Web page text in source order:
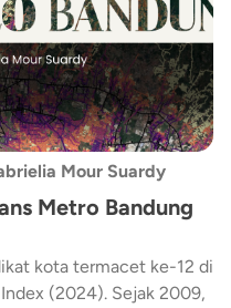
Mour Suardy
Metro Bandung
kota termacet ke-12 di
(2024). Sejak 2009,